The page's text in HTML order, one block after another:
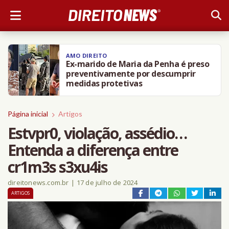
AMO DIREITO
Ex-marido de Maria da Penha é preso
preventivamente por descumprir
medidas protetivas
Página inicial Artigos
Estvpr0, violação, assédio…
Entenda a diferença entre
cr1m3s s3xu4is
direitonews.com.br | 17 de julho de 2024
ARTIGOS